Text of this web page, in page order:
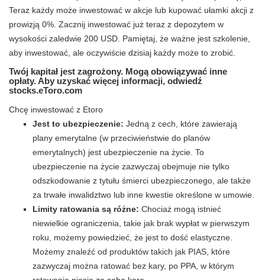
Teraz każdy może inwestować w akcje lub kupować ułamki akcji z
prowizją 0%. Zacznij inwestować już teraz z depozytem w
wysokości zaledwie 200 USD. Pamiętaj, że ważne jest szkolenie,
aby inwestować, ale oczywiście dzisiaj każdy może to zrobić.
Twój kapitał jest zagrożony. Mogą obowiązywać inne
opłaty. Aby uzyskać więcej informacji, odwiedź
stocks.eToro.com
Chcę inwestować z Etoro
Jest to ubezpieczenie: Jedną z cech, które zawierają
plany emerytalne (w przeciwieństwie do planów
emerytalnych) jest ubezpieczenie na życie. To
ubezpieczenie na życie zazwyczaj obejmuje nie tylko
odszkodowanie z tytułu śmierci ubezpieczonego, ale także
za trwałe inwalidztwo lub inne kwestie określone w umowie.
Limity ratowania są różne: Chociaż mogą istnieć
niewielkie ograniczenia, takie jak brak wypłat w pierwszym
roku, możemy powiedzieć, że jest to dość elastyczne.
Możemy znaleźć od produktów takich jak PIAS, które
zazwyczaj można ratować bez kary, po PPA, w którym